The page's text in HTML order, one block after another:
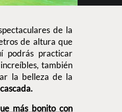
de la
de altura que
podrás practicar
también
la belleza de la
cascada.
más bonito con